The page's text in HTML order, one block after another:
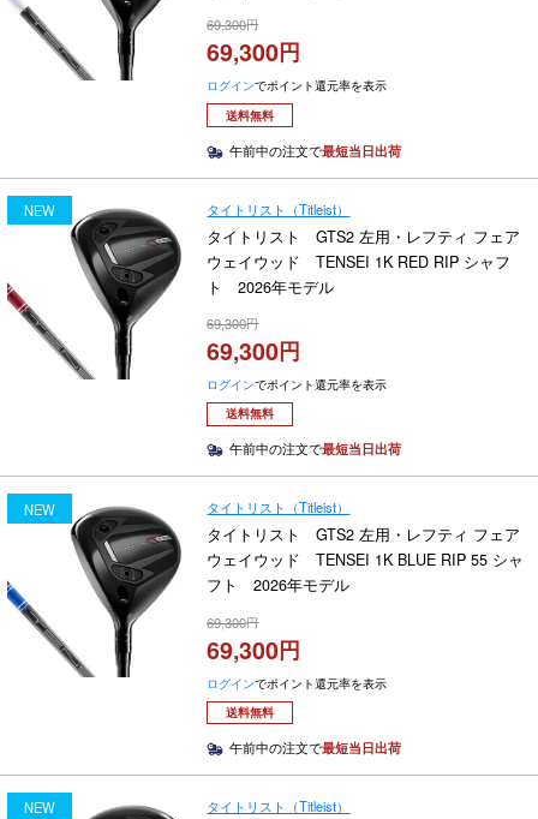
69,300
69,300
ログインでポイント還元率を表示
送料無料
午前中の注文で最短当日出荷
NEW タイトリスト（Titleist）
タイトリスト GTS2 左用・レフティ フェア
ウェイウッド TENSEI 1K RED RIP シャフ
ト 2026年モデル
69,300
69,300
ログインでポイント還元率を表示
送料無料
午前中の注文で最短当日出荷
NEW タイトリスト（Titleist）
タイトリスト GTS2 左用・レフティ フェア
ウェイウッド TENSEI 1K BLUE RIP 55 シャ
フト 2026年モデル
69,300
69,300
ログインでポイント還元率を表示
送料無料
午前中の注文で最短当日出荷
NEW タイトリスト（Titleist）